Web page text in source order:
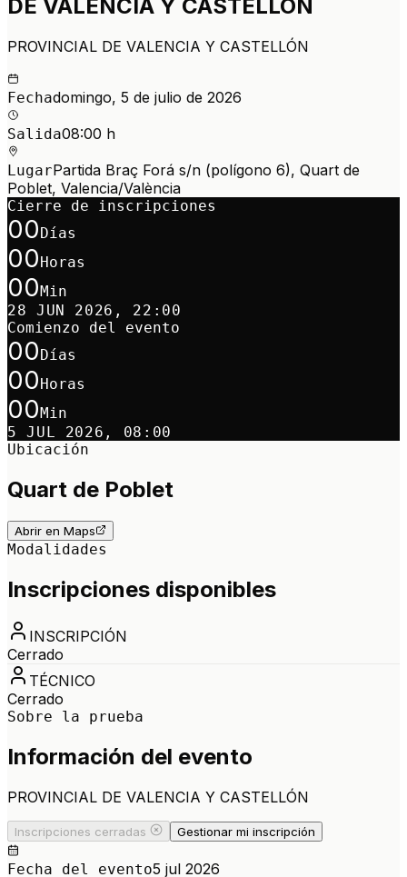
DE VALENCIA Y CASTELLÓN
PROVINCIAL DE VALENCIA Y CASTELLÓN
Fechadomingo, 5 de julio de 2026
Salida08:00 h
LugarPartida Braç Forá s/n (polígono 6), Quart de
Poblet, Valencia/València
Cierre de inscripciones
00Días
00Horas
00Min
28 JUN 2026, 22:00
Comienzo del evento
00Días
00Horas
00Min
5 JUL 2026, 08:00
Ubicación
Quart de Poblet
Abrir en Maps
Modalidades
Inscripciones disponibles
INSCRIPCIÓN
Cerrado
TÉCNICO
Cerrado
Sobre la prueba
Información del evento
PROVINCIAL DE VALENCIA Y CASTELLÓN
Inscripciones cerradas Gestionar mi inscripción
Fecha del evento5 jul 2026